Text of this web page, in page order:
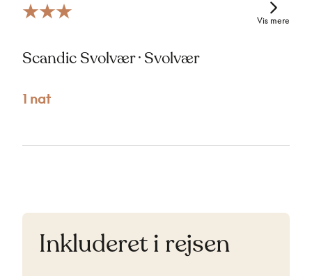
Scandic Svolvær · Svolvær
1 nat
Vis mere
Inkluderet i rejsen